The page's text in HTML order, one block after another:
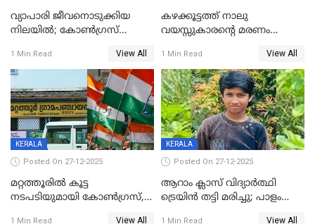
വ്യാപാരി ജീവനൊടുക്കിയ
നിലയില്‍; കോണ്‍ഗ്രസ്
മാനസികപീഡനമെന്ന് കുറിപ്പ്
1 Min Read View All
കഴക്കൂട്ടത്ത് നാലു
വയസ്സുകാരന്റെ മരണം
സുഹൃത്തും പൊലീസ്
കസ്റ്റഡിയിൽ
1 Min Read View All
KERALA
Posted On 27-12-2025
മറ്റത്തൂരിൽ കൂട്ട
നടപടിയുമായി കോണ്‍ഗ്രസ്,
1 Min Read View All
KERALA
Posted On 27-12-2025
ആറാം ക്ലാസ് വിദ്യാർത്ഥി
ട്രെയിൻ തട്ടി മരിച്ചു; പാളം
1 Min Read View All